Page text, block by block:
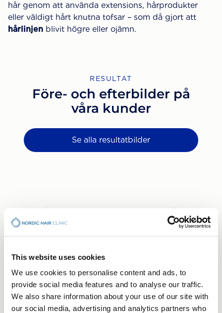
This website uses cookies
We use cookies to personalise content and ads, to
provide social media features and to analyse our traffic.
We also share information about your use of our site with
our social media, advertising and analytics partners who
hår genom att använda extensions, hårprodukter
eller väldigt hårt knutna tofsar – som då gjort att
hårlinjen blivit högre eller ojämn.
RESULTAT
Före- och efterbilder på
våra kunder
Se alla resultatbilder
BOKA KONSULTATION
Din hårresa börjar med ett
samtal